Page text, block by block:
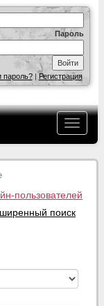
Пароль
пароль?|Регистрация
пользователей
поиск